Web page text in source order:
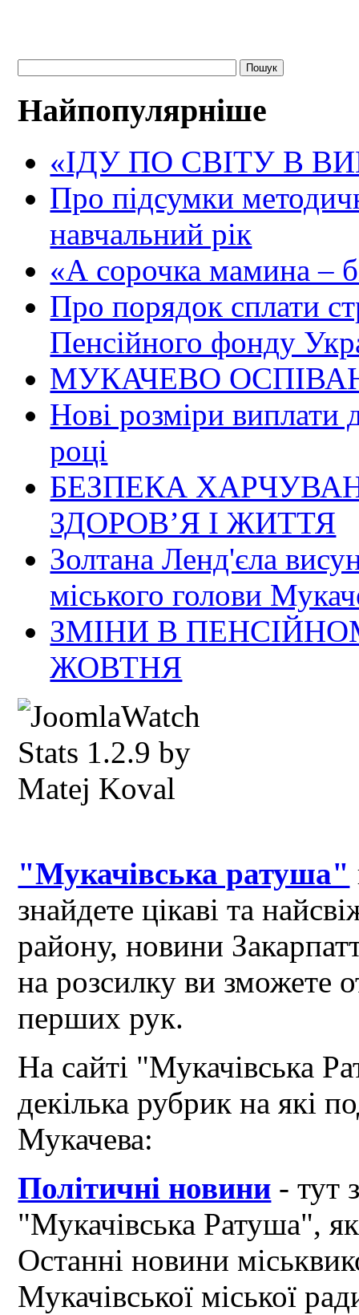
Найпопулярніше
«ІДУ ПО СВІТУ В
Про підсумки
навчальний рік
«А сорочка мамина –
Про порядок сплати
Пенсійного фонду
МУКАЧЕВО
Нові розміри виплати
році
БЕЗПЕКА
ЗДОРОВ’Я І ЖИТТЯ
Золтана Ленд'єла
міського голови
ЗМІНИ В
ЖОВТНЯ
"Мукачівська ратуша"
знайдете цікаві та
району, новини
на розсилку ви зможете
перших рук.
На сайті "Мукачівська
декілька рубрик на які
Мукачева:
Політичні новини - тут
"Мукачівська Ратуша",
Останні новини
Мукачівської міської